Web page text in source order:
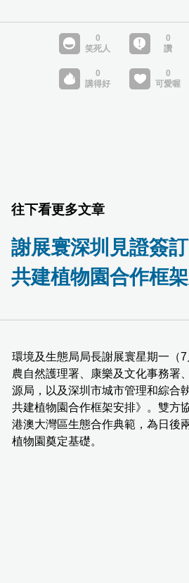
往下看更多文章
謝展寰深圳見證簽
共建植物園合作框架
環境及生態局局長謝展寰星期一（
農自然護理署、康樂及文化事務署
源局，以及深圳市城市管理和綜合
共建植物園合作框架安排》。雙方
港澳大灣區生態合作典範，為日後
植物園奠定基礎。